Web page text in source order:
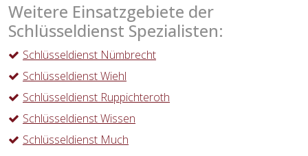
Weitere Einsatzgebiete der
Schlüsseldienst Spezialisten:
Schlüsseldienst Nümbrecht
Schlüsseldienst Wiehl
Schlüsseldienst Ruppichteroth
Schlüsseldienst Wissen
Schlüsseldienst Much